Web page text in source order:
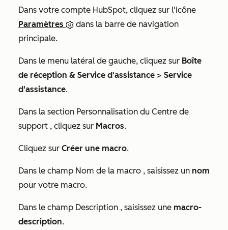
Dans votre compte HubSpot, cliquez sur l'icône
Paramètres
dans la barre de navigation
principale.
Dans le menu latéral de gauche, cliquez sur Boîte
de réception & Service d'assistance > Service
d'assistance.
Dans la section Personnalisation du Centre de
support , cliquez sur Macros.
Cliquez sur Créer une macro.
Dans le champ Nom de la macro , saisissez un nom
pour votre macro.
Dans le champ Description , saisissez une macro-
description.